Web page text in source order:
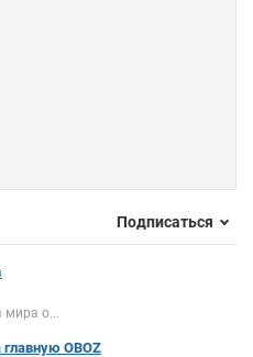
Подписаться
мира о...
OBOZ